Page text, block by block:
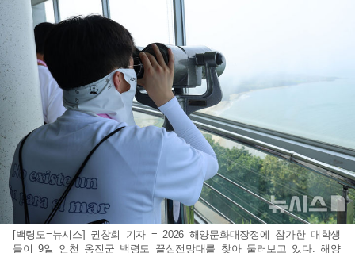
[백령도=뉴시스] 권창회 기자 = 2026 해양문화대장정에 참가한 대학생
들이 9일 인천 옹진군 백령도 끝섬전망대를 찾아 둘러보고 있다. 해양